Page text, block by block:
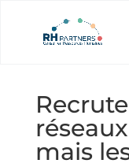
mais